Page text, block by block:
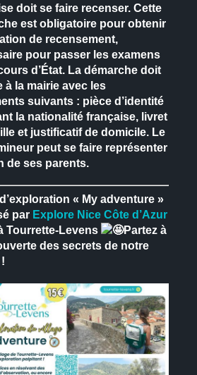
doit se faire recenser. Cette
est obligatoire pour obtenir
de recensement,
pour passer les examens
d’État.La démarche doit
à la mairie avec les
suivants : pièce d’identité
la nationalité française, livret
et justificatif de domicile.Le
peut se faire représenter
de ses parents.
« My adventure »
par Explore Nice Côte d’Azur
Tourrette-Levens
Partez à
des secrets de notre